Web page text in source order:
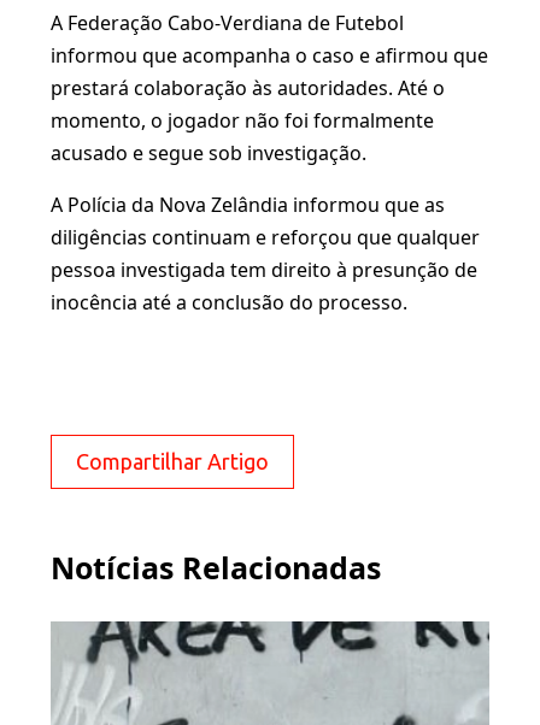
A Federação Cabo-Verdiana de Futebol
informou que acompanha o caso e afirmou que
prestará colaboração às autoridades. Até o
momento, o jogador não foi formalmente
acusado e segue sob investigação.
A Polícia da Nova Zelândia informou que as
diligências continuam e reforçou que qualquer
pessoa investigada tem direito à presunção de
inocência até a conclusão do processo.
Compartilhar Artigo
Notícias Relacionadas